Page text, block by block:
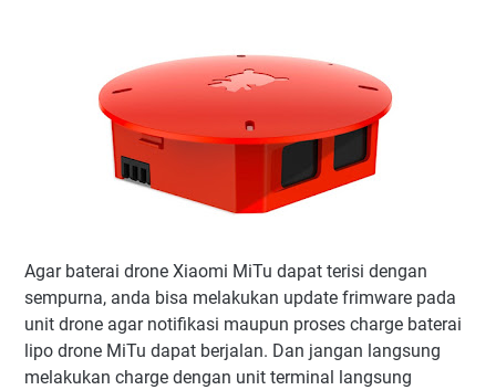
Agar baterai drone Xiaomi MiTu dapat terisi dengan
sempurna, anda bisa melakukan update frimware pada
unit drone agar notifikasi maupun proses charge baterai
lipo drone MiTu dapat berjalan. Dan jangan langsung
melakukan charge dengan unit terminal langsung